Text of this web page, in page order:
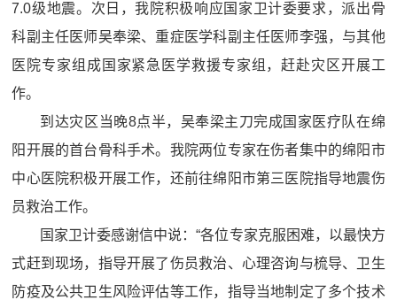
7.0级地震。次日，我院积极响应国家卫计委要求，派出骨
科副主任医师吴奉梁、重症医学科副主任医师李强，与其他
医院专家组成国家紧急医学救援专家组，赶赴灾区开展工
作。
到达灾区当晚8点半，吴奉梁主刀完成国家医疗队在绵
阳开展的首台骨科手术。我院两位专家在伤者集中的绵阳市
中心医院积极开展工作，还前往绵阳市第三医院指导地震伤
员救治工作。
国家卫计委感谢信中说：“各位专家克服困难，以最快方
式赶到现场，指导开展了伤员救治、心理咨询与梳导、卫生
防疫及公共卫生风险评估等工作，指导当地制定了多个技术